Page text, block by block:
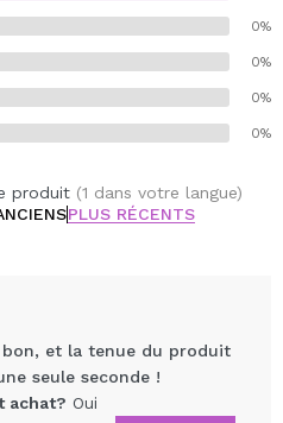
0%
0%
0%
0%
produit (1 dans votre langue)
PLUS RÉCENTS
et la tenue du produit
seule seconde !
achat? Oui